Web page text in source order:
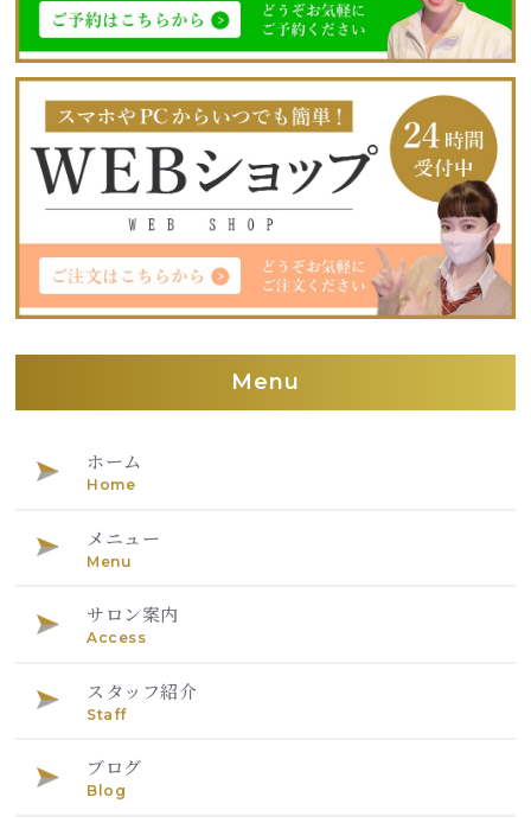
Menu
ホーム
Home
メニュー
Menu
サロン案内
Access
スタッフ紹介
Staff
ブログ
Blog